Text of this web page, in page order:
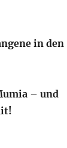
in den
– und